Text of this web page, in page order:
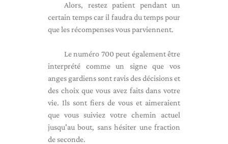
Alors, restez patient pendant un
certain temps car il faudra du temps pour
que les récompenses vous parviennent.
Le numéro 700 peut également être
interprété comme un signe que vos
anges gardiens sont ravis des décisions et
des choix que vous avez faits dans votre
vie. Ils sont fiers de vous et aimeraient
que vous suiviez votre chemin actuel
jusqu'au bout, sans hésiter une fraction
de seconde.